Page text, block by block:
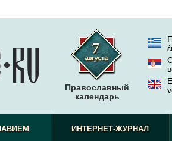
Православный
календарь
ИНТЕРНЕТ-ЖУРНАЛ